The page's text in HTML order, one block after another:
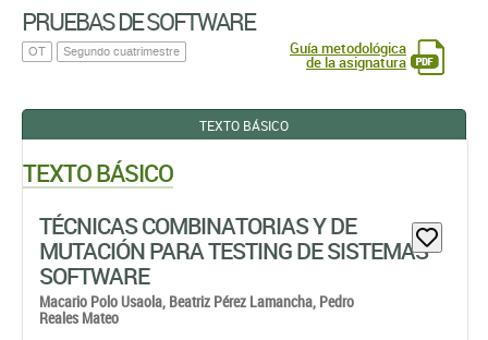
PRUEBAS DE SOFTWARE
OT Segundo cuatrimestre Guía metodológica
de la asignatura
TEXTO BÁSICO
TEXTO BÁSICO
TÉCNICAS COMBINATORIAS Y DE
MUTACIÓN PARA TESTING DE SISTEMAS
SOFTWARE
Macario Polo Usaola, Beatriz Pérez Lamancha, Pedro
Reales Mateo